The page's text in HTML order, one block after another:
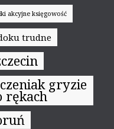
akcyjne księgowość
trudne
gryzie
rękach